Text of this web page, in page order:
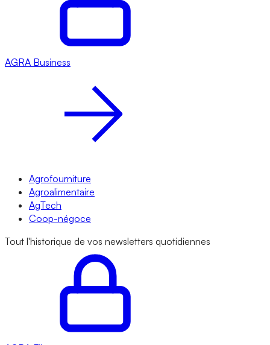
AGRA Business
Agrofourniture
Agroalimentaire
AgTech
Coop-négoce
Tout l'historique de vos newsletters quotidiennes